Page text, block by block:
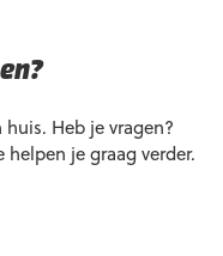
Heb je vragen?
je graag verder.